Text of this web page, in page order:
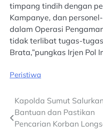
timpang tindih dengan
Kampanye, dan
dalam Operasi
tidak terlibat tugas-
Brata,”pungkas Irjen Pol
Peristiwa
Post
navigation
Kapolda Sumut Salurkan
Bantuan dan Pastikan
Pencarian Korban